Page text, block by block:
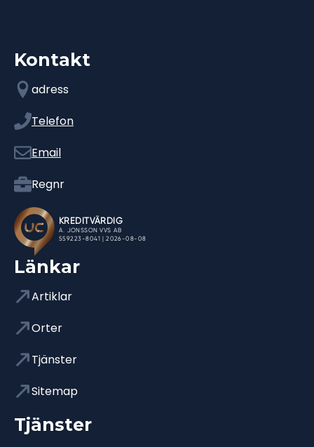
Kontakt
adress
Telefon
Email
Regnr
Länkar
Artiklar
Orter
Tjänster
Sitemap
Tjänster